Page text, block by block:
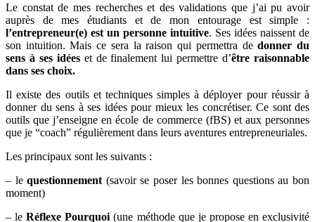
Le constat de mes recherches et des validations que j’ai pu avoir
auprès de mes étudiants et de mon entourage est simple :
l’entrepreneur(e) est un personne intuitive. Ses idées naissent de
son intuition. Mais ce sera la raison qui permettra dedonner du
sens à ses idéeset de finalement lui permettre d’être raisonnable
dans ses choix.
Il existe des outils et techniques simples à déployer pour réussir à
donner du sens à ses idées pour mieux les concrétiser. Ce sont des
outils que j’enseigne en école de commerce (fBS) et aux personnes
que je “coach” régulièrement dans leurs aventures entrepreneuriales.
Les principaux sont les suivants :
– lequestionnement(savoir se poser les bonnes questions au bon
moment)
– leRéflexe Pourquoi(une méthode que je propose en exclusivité